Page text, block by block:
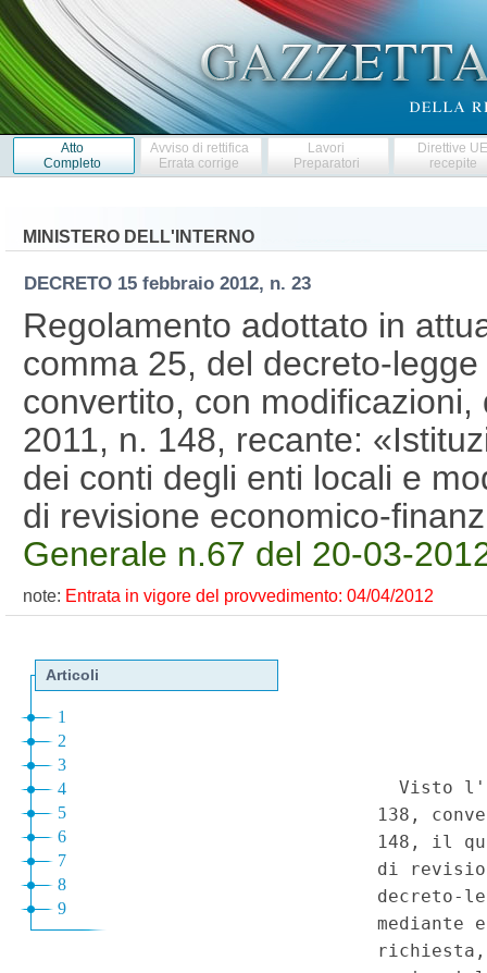
Atto
Completo
Avviso di rettifica
Errata corrige
Lavori
Preparatori
Direttive
recepite
MINISTERO DELL'INTERNO
DECRETO 15 febbraio 2012, n. 23
Regolamento adottato in
comma 25, del decreto-
convertito, con
2011, n. 148, recante:
dei conti degli enti locali e
di revisione economico-
Generale n.67 del 20-03-
note: Entrata in vigore del provvedimento: 04/04/2012